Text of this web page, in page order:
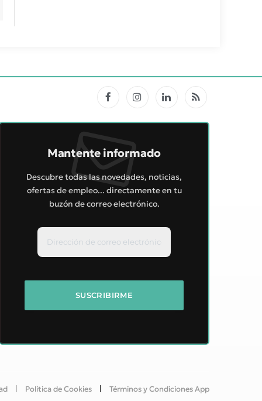
FacebookInstagramLinkedInRSS
Mantente informado
Descubre todas las novedades, noticias,
ofertas de empleo... directamente en tu
buzón de correo electrónico.
Política de Cookies Términos y Condiciones App